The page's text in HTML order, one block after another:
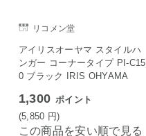
リコメン堂
アイリスオーヤマ スタイルハ
ンガー コーナータイプ PI-C15
0 ブラック IRIS OHYAMA
1,300 ポイント
(5,850 円)
この商品を安い順で見る